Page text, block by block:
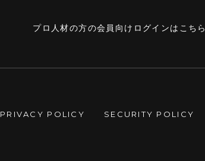
プロ人材の方の会員向けログインはこちら
PRIVACY POLICY SECURITY POLICY